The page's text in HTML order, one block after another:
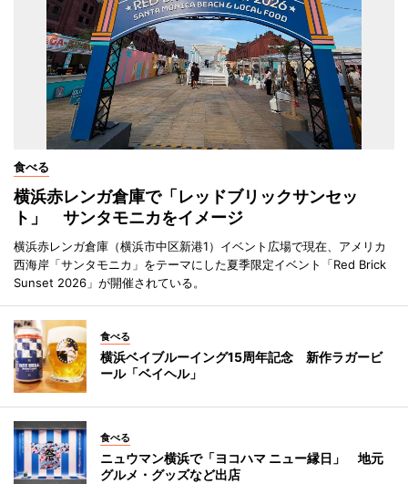
食べる
横浜赤レンガ倉庫で「レッドブリックサンセッ
ト」 サンタモニカをイメージ
横浜赤レンガ倉庫（横浜市中区新港1）イベント広場で現在、アメリカ
西海岸「サンタモニカ」をテーマにした夏季限定イベント「Red Brick
Sunset 2026」が開催されている。
食べる
横浜ベイブルーイング15周年記念 新作ラガービ
ール「ベイヘル」
食べる
ニュウマン横浜で「ヨコハマ ニュー縁日」 地元
グルメ・グッズなど出店